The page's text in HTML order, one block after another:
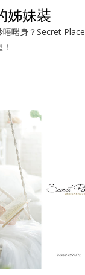
姊妹裝
啱身？Secret Place